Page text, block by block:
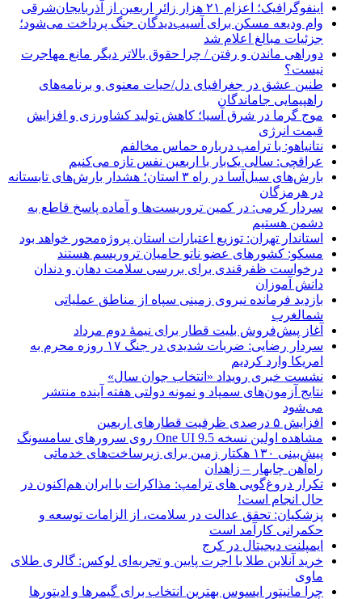
اینفوگرافیک؛ اعزام ۲۱ هزار زائر اربعین از آذربایجان‌شرقی
وام ودیعه مسکن برای آسیب‌دیدگان جنگ پرداخت می‌شود؛
جزئیات مبالغ اعلام شد
دوراهی ماندن و رفتن / چرا حقوق بالاتر دیگر مانع مهاجرت
نیست؟
طنین عشق در جغرافیای دل/حیات معنوی و برنامه‌های
راهپیمایی جاماندگان
موج گرما در شرق آسیا؛ کاهش تولید کشاورزی و افزایش
قیمت انرژی
نتانیاهو: با ترامپ درباره حماس مخالفم
عراقچی: سالی یک‌بار با اربعین نفس تازه می‌کنیم
بارش‌های سیل‌آسا در راه ۳ استان؛ هشدار بارش‌های تابستانه
در هرمزگان
سردار کرمی: در کمین تروریست‌ها و آماده پاسخ قاطع به
دشمن هستیم
استاندار تهران: توزیع اعتبارات استان پروژه‌محور خواهد بود
مسکو: کشورهای عضو ناتو حامیان تروریسم هستند
درخواست ظفرقندی برای بررسی سلامت دهان و دندان
دانش آموزان
بازدید فرمانده نیروی زمینی سپاه از مناطق عملیاتی
شمالغرب
آغاز پیش‌فروش بلیت قطار برای نیمۀ دوم مرداد
سردار رضایی: ضربات شدیدی در جنگ ۱۷ روزه محرم به
امریکا وارد کردیم
نشست خبری رویداد «انتخاب جوان سال»
نتایج آزمون‌های سمپاد و نمونه دولتی هفته آینده منتشر
می‌شود
افزایش ۵ درصدی ظرفیت قطارهای اربعین
مشاهده اولین نسخه One UI 9.5 روی سرورهای سامسونگ
پیش‌بینی ۱۳۰ هکتار زمین برای زیرساخت‌های خدماتی
راه‌آهن چابهار – زاهدان
تکرار دروغ‌گویی های ترامپ: مذاکرات با ایران هم‌اکنون در
حال انجام است!
پزشکیان: تحقق عدالت در سلامت، از الزامات توسعه و
حکمرانی کارآمد است
ایمپلنت دیجیتال در کرج
خرید آنلاین طلا با اجرت پایین و تجربه‌ای لوکس: گالری طلای
ماوی
چرا مانیتور ایسوس بهترین انتخاب برای گیمرها و ادیتورها